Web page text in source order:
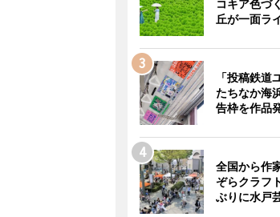
コキア色づ
丘が一面ラ
「投稿鉄道
たちなか海
告枠を作品
全国から作
ぞらクラフ
ぶりに水戸